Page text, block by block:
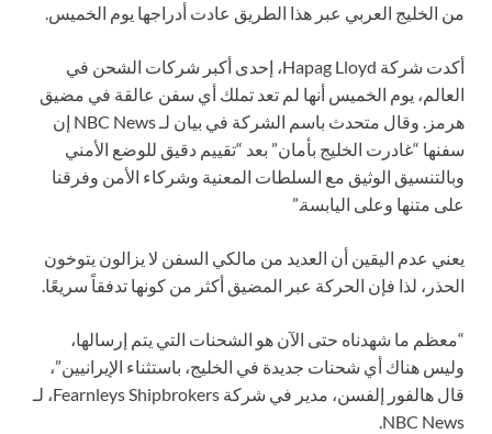
من الخليج العربي عبر هذا الطريق عادت أدراجها يوم الخميس.
أكدت شركة Hapag Lloyd، إحدى أكبر شركات الشحن في
العالم، يوم الخميس أنها لم تعد تملك أي سفن عالقة في مضيق
هرمز. وقال متحدث باسم الشركة في بيان لـ NBC News إن
سفنها “غادرت الخليج بأمان” بعد “تقييم دقيق للوضع الأمني
وبالتنسيق الوثيق مع السلطات المعنية وشركاء الأمن وفرقنا
على متنها وعلى اليابسة.”
يعني عدم اليقين أن العديد من مالكي السفن لا يزالون يتوخون
الحذر، لذا فإن الحركة عبر المضيق أكثر من كونها تدفقاً سريعًا.
“معظم ما شهدناه حتى الآن هو الشحنات التي يتم إرسالها،
وليس هناك أي شحنات جديدة في الخليج، باستثناء الإيرانيين”،
قال هالفور إلفسن، مدير في شركة Fearnleys Shipbrokers، لـ
NBC News.